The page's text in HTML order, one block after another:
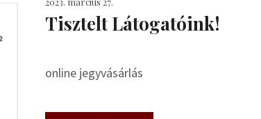
Tisztelt Látogatóink!
online jegyvásárlás